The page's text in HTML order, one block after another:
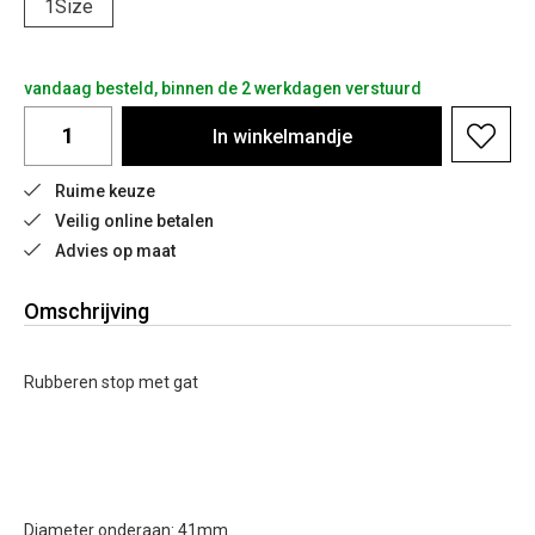
1Size
vandaag besteld, binnen de 2 werkdagen verstuurd
In winkelmandje
Ruime keuze
Veilig online betalen
Advies op maat
Omschrijving
Rubberen stop met gat
Diameter onderaan: 41mm